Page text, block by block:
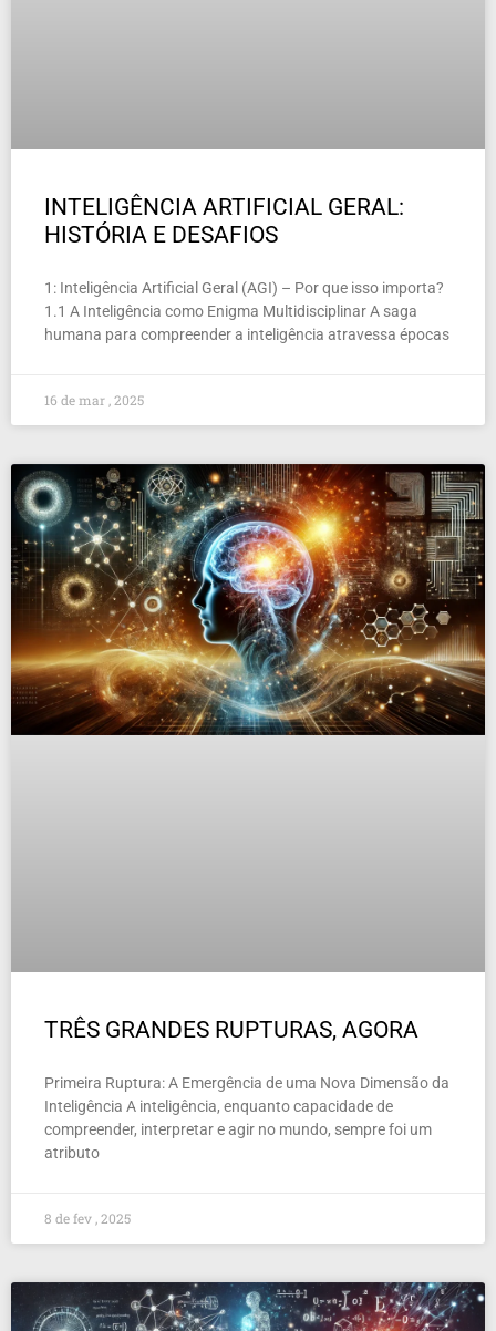
INTELIGÊNCIA ARTIFICIAL GERAL:
HISTÓRIA E DESAFIOS
1: Inteligência Artificial Geral (AGI) – Por que isso importa?
1.1 A Inteligência como Enigma Multidisciplinar A saga
humana para compreender a inteligência atravessa épocas
16 de mar , 2025
TRÊS GRANDES RUPTURAS, AGORA
Primeira Ruptura: A Emergência de uma Nova Dimensão da
Inteligência A inteligência, enquanto capacidade de
compreender, interpretar e agir no mundo, sempre foi um
atributo
8 de fev , 2025